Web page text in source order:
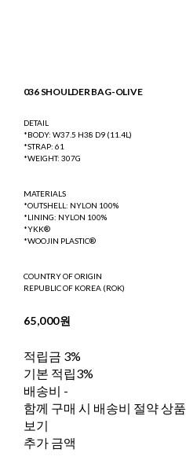
036 SHOULDER BAG-OLIVE
DETAIL
*BODY: W37.5 H38 D9 (11.4L)
*STRAP: 61
*WEIGHT: 307G
MATERIALS
*OUTSHELL: NYLON 100%
*LINING: NYLON 100%
*YKK®
*WOOJIN PLASTIC®
COUNTRY OF ORIGIN
REPUBLIC OF KOREA (ROK)
65,000원
적립금 3%
기본 적립3%
배송비 -
함께 구매 시 배송비 절약 상품
보기
추가 금액